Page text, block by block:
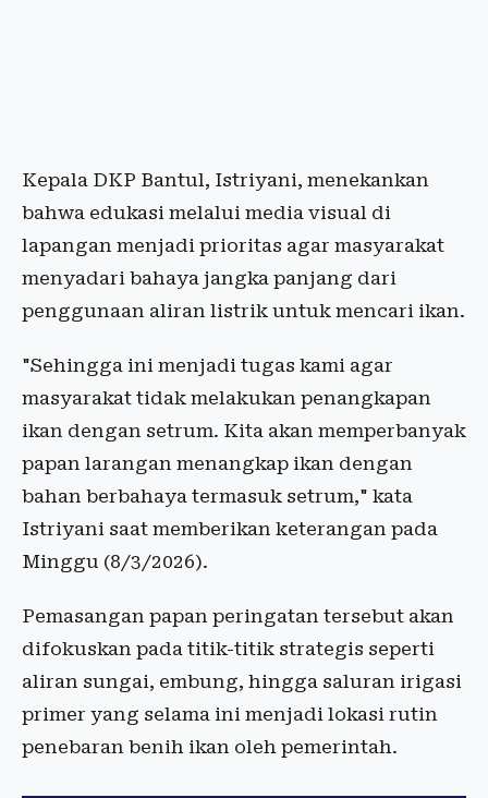
Kepala DKP Bantul, Istriyani, menekankan
bahwa edukasi melalui media visual di
lapangan menjadi prioritas agar masyarakat
menyadari bahaya jangka panjang dari
penggunaan aliran listrik untuk mencari ikan.
"Sehingga ini menjadi tugas kami agar
masyarakat tidak melakukan penangkapan
ikan dengan setrum. Kita akan memperbanyak
papan larangan menangkap ikan dengan
bahan berbahaya termasuk setrum," kata
Istriyani saat memberikan keterangan pada
Minggu (8/3/2026).
Pemasangan papan peringatan tersebut akan
difokuskan pada titik-titik strategis seperti
aliran sungai, embung, hingga saluran irigasi
primer yang selama ini menjadi lokasi rutin
penebaran benih ikan oleh pemerintah.